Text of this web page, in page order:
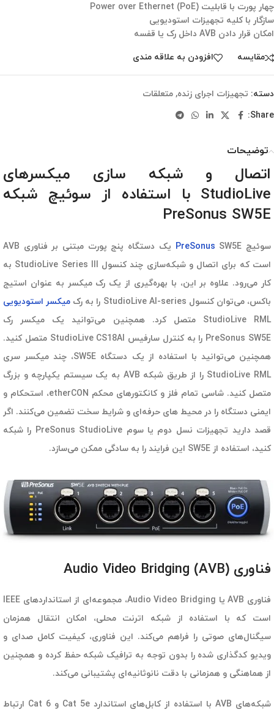
چهار پورت با قابلیت Power over Ethernet (PoE)
سازگار با کلیه تجهیزات استودیویی
امکان قرار دادن AVB داخل رک یا قفسه
مقایسه افزودن به علاقه مندی
دسته: تجهیزات اجرای زنده, متعلقات
Share:
توضیحات
اتصال و شبکه سازی میکسرهای
StudioLive با استفاده از سوئیچ شبکه
PreSonus SW5E
سوئیچ PreSonus
SW5E یک دستگاه پنج پورت مبتنی بر فناوری AVB
است که برای اتصال و شبکه‌سازی چند کنسول StudioLive Series III به
کار می‌رود. علاوه بر این، با بهره‌گیری از یک رک میکسر به عنوان استیج
باکس، می‌توان کنسول StudioLive AI-series را به رک
میکسر استودیویی
StudioLive RML متصل کرد. همچنین می‌توانید یک میکسر رک
PreSonus SW5E را به کنترل سارفیس StudioLive CS18AI متصل کنید.
همچنین می‌توانید با استفاده از یک دستگاه SW5E، چند میکسر سری
StudioLive RML را از طریق شبکه AVB به یک سیستم یکپارچه و بزرگ
متصل کنید. شاسی تمام فلز و کانکتورهای محکم etherCON، استحکام و
ایمنی دستگاه را در محیط های حرفه‌ای و شرایط سخت تضمین می‌کنند. اگر
قصد دارید تجهیزات نسل دوم یا سوم PreSonus StudioLive را شبکه
کنید، استفاده از SW5E این فرایند را به سادگی ممکن می‌سازد.
فناوری Audio Video Bridging (AVB)
فناوری AVB یا Audio Video Bridging، مجموعه‌ای از استانداردهای IEEE
است که با استفاده از شبکه اترنت محلی، امکان انتقال همزمان
سیگنال‌های صوتی را فراهم می‌کند. این فناوری، کیفیت کامل صدای و
ویدیو کدگذاری شده را بدون توجه به ترافیک شبکه حفظ کرده و همچنین
از هماهنگی و همزمانی با دقت نانوثانیه‌ای پشتیبانی می‌کند.
شبکه‌های AVB با استفاده از کابل‌های استاندارد Cat 5e و Cat 6 ارتباط